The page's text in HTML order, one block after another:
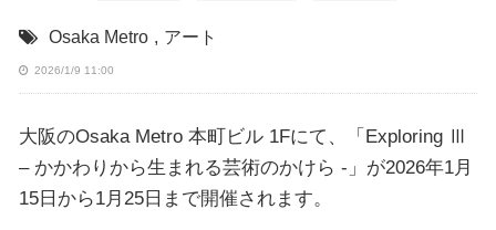
Osaka Metro , アート
2026/1/9 11:00
大阪のOsaka Metro 本町ビル 1Fにて、「Exploring Ⅲ
– かかわりから生まれる芸術のかけら -」が2026年1月
15日から1月25日まで開催されます。